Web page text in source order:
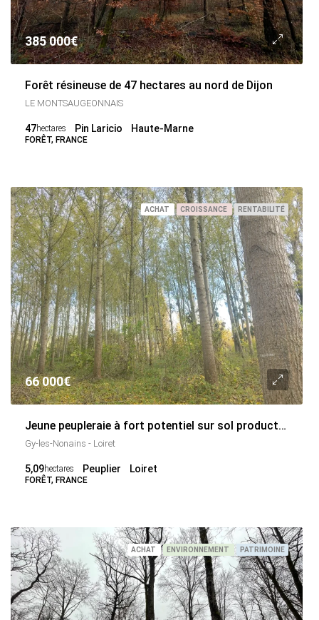
385 000€
Forêt résineuse de 47 hectares au nord de Dijon
LE MONTSAUGEONNAIS
47hectares Pin Laricio Haute-Marne
FORÊT, FRANCE
ACHAT CROISSANCE RENTABILITÉ
66 000€
Jeune peupleraie à fort potentiel sur sol productif – Loiret
Gy-les-Nonains - Loiret
5,09hectares Peuplier Loiret
FORÊT, FRANCE
ACHAT ENVIRONNEMENT PATRIMOINE